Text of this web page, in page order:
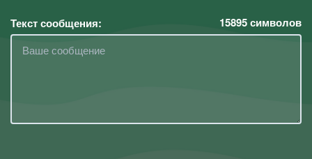
Текст сообщения: 15895символов